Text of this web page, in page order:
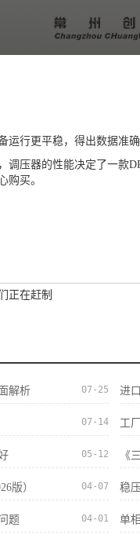
运行更平稳，得出数据准确
调压器的性能决定了一款
购买。
正在赶制
解析 07-25 进
07-14 工
05-12 《
版） 04-07 稳
题 04-01 单